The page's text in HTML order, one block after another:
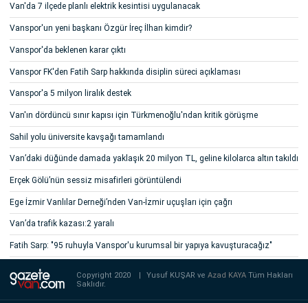
Van'da 7 ilçede planlı elektrik kesintisi uygulanacak
Vanspor'un yeni başkanı Özgür İreç İlhan kimdir?
Vanspor'da beklenen karar çıktı
Vanspor FK'den Fatih Sarp hakkında disiplin süreci açıklaması
Vanspor'a 5 milyon liralık destek
Van'ın dördüncü sınır kapısı için Türkmenoğlu'ndan kritik görüşme
Sahil yolu üniversite kavşağı tamamlandı
Van’daki düğünde damada yaklaşık 20 milyon TL, geline kilolarca altın takıldı
Erçek Gölü’nün sessiz misafirleri görüntülendi
Ege İzmir Vanlılar Derneği’nden Van-İzmir uçuşları için çağrı
Van’da trafik kazası:2 yaralı
Fatih Sarp: "95 ruhuyla Vanspor'u kurumsal bir yapıya kavuşturacağız"
Copyright 2020 | Yusuf KUŞAR veAzad KAYATüm Hakları
Saklıdır.